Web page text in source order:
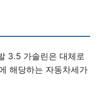
3.5 가솔린은 대체로
해당하는 자동차세가